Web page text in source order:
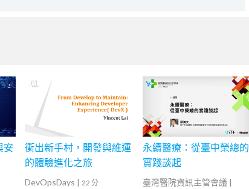
安
衝出新手村，開發與維運
的體驗進化之旅
DevOpsDays | 22 分
永續醫療：從臺中榮總的
實踐談起
臺灣醫院資訊主管會議 |